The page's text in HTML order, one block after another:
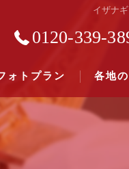
イザナ
0120-339-
社一覧（４０社寺）｜三々
ォトプラン 各地